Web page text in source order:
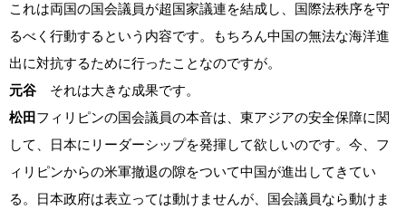
これは両国の国会議員が超国家議連を結成し、国際法秩序を守
るべく行動するという内容です。もちろん中国の無法な海洋進
出に対抗するために行ったことなのですが。
元谷 それは大きな成果です。
松田 フィリピンの国会議員の本音は、東アジアの安全保障に関
して、日本にリーダーシップを発揮して欲しいのです。今、フ
ィリピンからの米軍撤退の隙をついて中国が進出してきてい
る。日本政府は表立っては動けませんが、国会議員なら動けま